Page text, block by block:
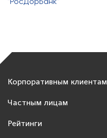
Корпоративным клиентам
Частным лицам
Рейтинги